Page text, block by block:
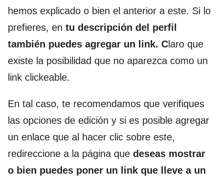
hemos explicado o bien el anterior a este. Si lo
prefieres, en tu descripción del perfil
también puedes agregar un link. Claro que
existe la posibilidad que no aparezca como un
link clickeable.
En tal caso, te recomendamos que verifiques
las opciones de edición y si es posible agregar
un enlace que al hacer clic sobre este,
redireccione a la página que deseas mostrar
o bien puedes poner un link que lleve a un